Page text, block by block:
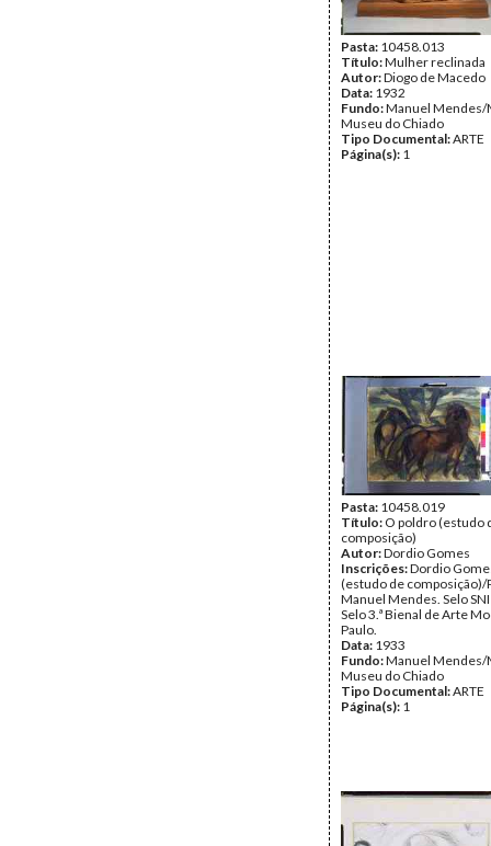
Pasta: 10458.013
Título:Mulher reclinada
Autor:Diogo de Macedo
Data: 1932
Fundo:Manuel Mendes/
Museu do Chiado
Tipo Documental:ARTE
Página(s): 1
Pasta: 10458.019
Título: O poldro (estudo
composição)
Autor:Dordio Gomes
Inscrições:Dordio
(estudo de composição)/
Manuel Mendes. Selo SNI
Selo 3.ª Bienal de Arte
Paulo.
Data: 1933
Fundo:Manuel Mendes/
Museu do Chiado
Tipo Documental:ARTE
Página(s): 1